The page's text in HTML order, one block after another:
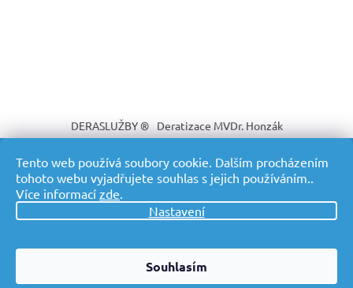
Tento web používá soubory cookie. Dalším procházením
tohoto webu vyjadřujete souhlas s jejich používáním..
Více informací zde.
Nastavení
Souhlasím
DERASLUŽBY ® Deratizace MVDr. Honzák
Vytvořil Shoptet
Copyright 2026DERASLUŽBY ® Profesionální deratizace s
dopravou v ceně. Všechna práva vyhrazena.